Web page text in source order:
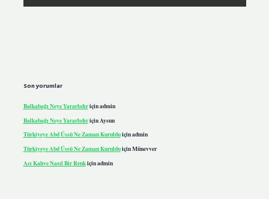
Son yorumlar
Balkabağı Neye Yararlıdıriçinadmin
Balkabağı Neye Yararlıdıriçin Aysun
Türkiyeye Abd Üssü Ne Zaman Kurulduiçinadmin
Türkiyeye Abd Üssü Ne Zaman KurulduiçinMünevver
Acı Kahve Nasıl Bir Renkiçinadmin